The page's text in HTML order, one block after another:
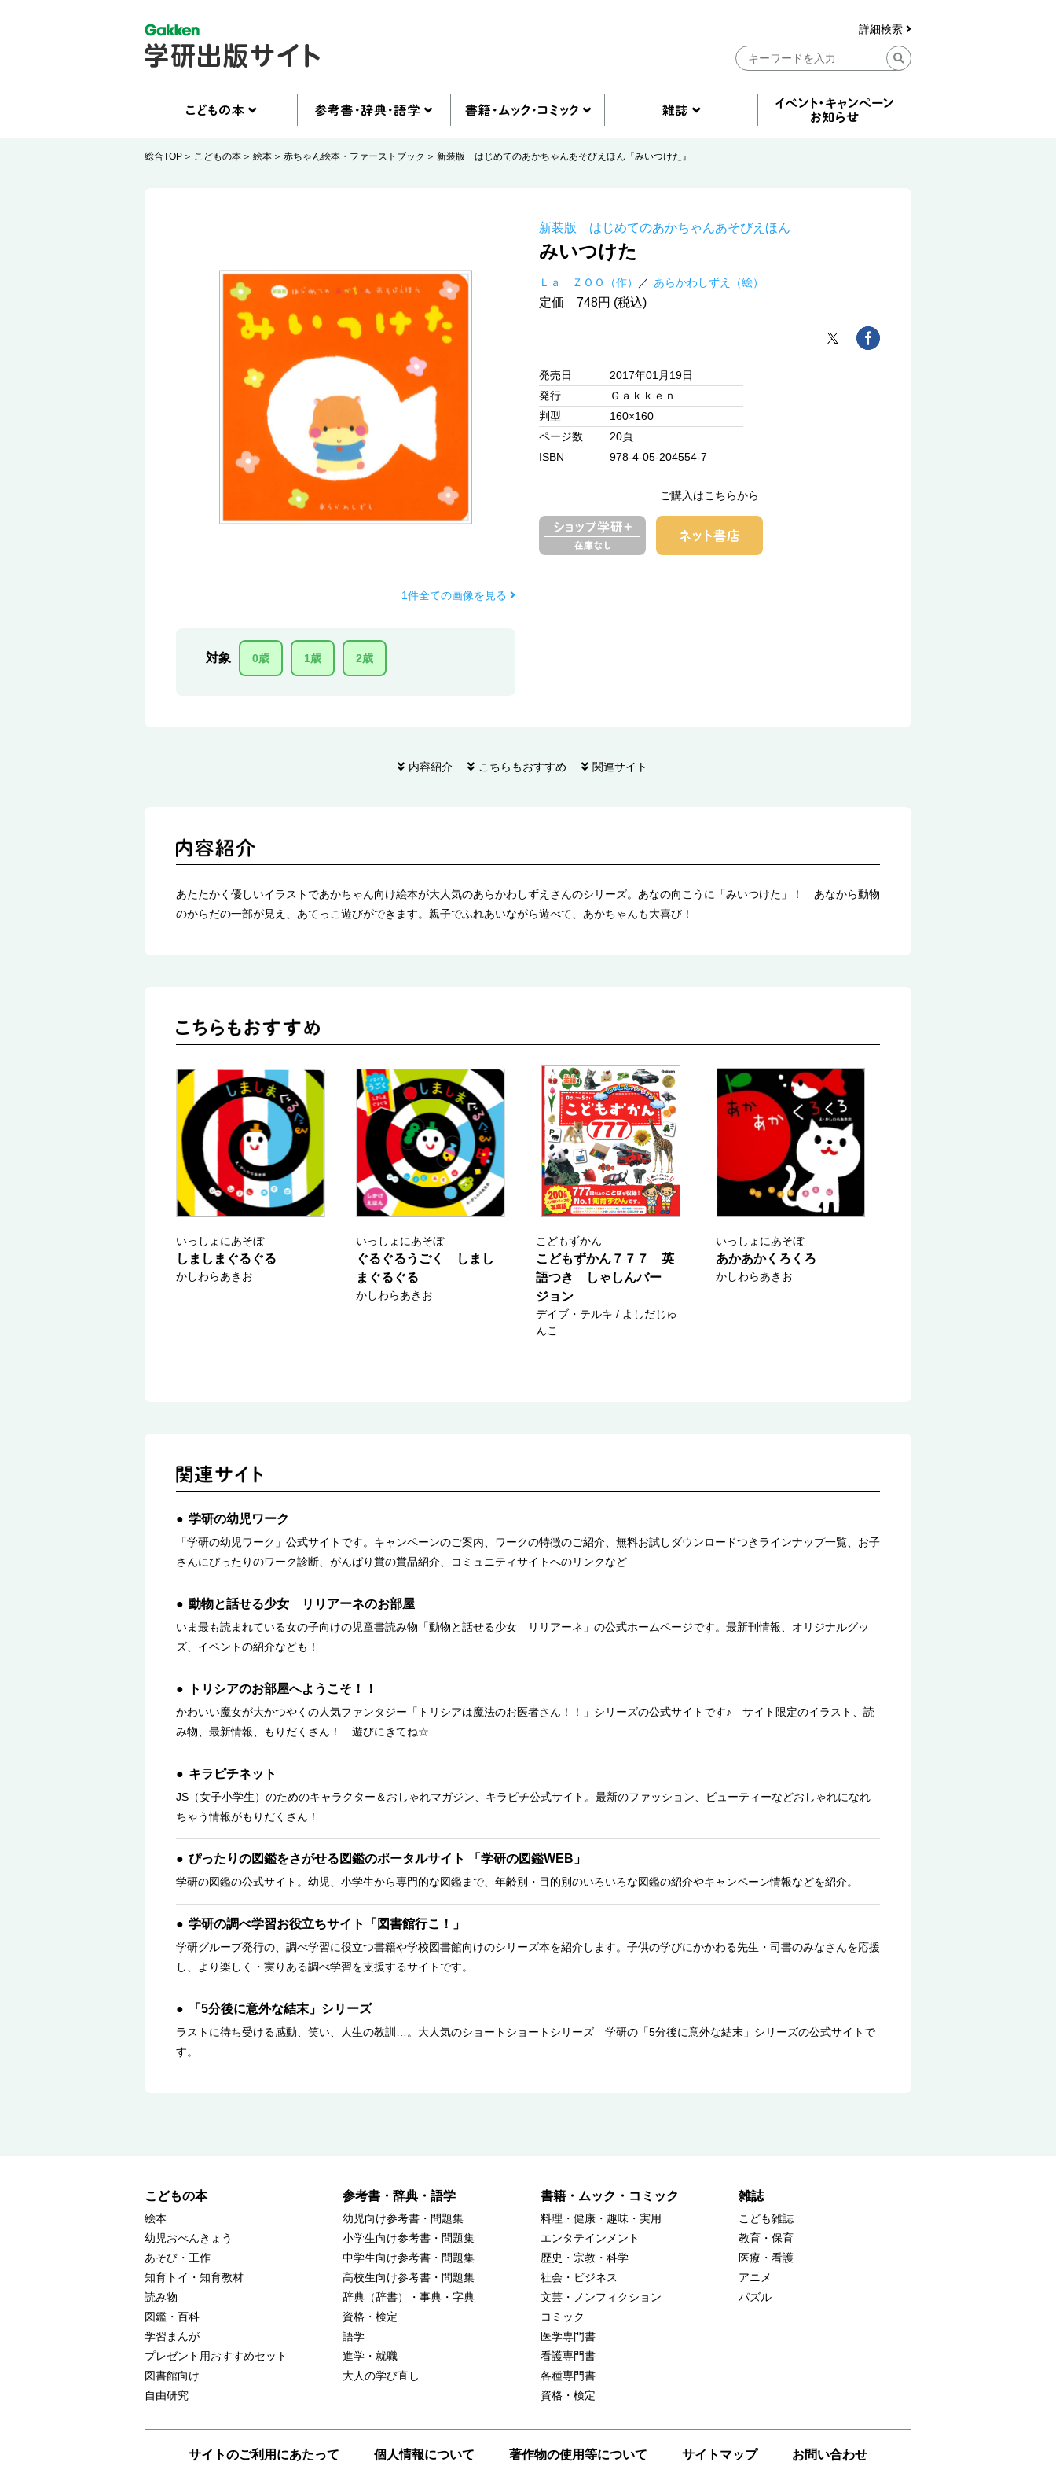
詳細検索
総合TOP こどもの本 絵本 赤ちゃん絵本・ファーストブック 新装版 はじめてのあかちゃんあそびえほん『みいつけた』
1件全ての画像を見る
対象 0歳 1歳 2歳
新装版 はじめてのあかちゃんあそびえほん
みいつけた
Ｌａ ＺＯＯ（作） あらかわしずえ（絵）
定価 748円 (税込)
発売日
2017年01月19日
発行
Ｇａｋｋｅｎ
判型
160×160
ページ数
20頁
ISBN
978-4-05-204554-7
ご購入はこちらから
内容紹介 こちらもおすすめ 関連サイト
あたたかく優しいイラストであかちゃん向け絵本が大人気のあらかわしずえさんのシリーズ。あなの向こうに「みいつけた」！ あなから動物
のからだの一部が見え、あてっこ遊びができます。親子でふれあいながら遊べて、あかちゃんも大喜び！
いっしょにあそぼ
しましまぐるぐる
かしわらあきお
いっしょにあそぼ
ぐるぐるうごく しまし
まぐるぐる
かしわらあきお
こどもずかん
こどもずかん７７７ 英
語つき しゃしんバー
ジョン
デイブ・テルキ / よしだじゅ
んこ
いっしょにあそぼ
あかあかくろくろ
かしわらあきお
学研の幼児ワーク
「学研の幼児ワーク」公式サイトです。キャンペーンのご案内、ワークの特徴のご紹介、無料お試しダウンロードつきラインナップ一覧、お子
さんにぴったりのワーク診断、がんばり賞の賞品紹介、コミュニティサイトへのリンクなど
動物と話せる少女 リリアーネのお部屋
いま最も読まれている女の子向けの児童書読み物「動物と話せる少女 リリアーネ」の公式ホームページです。最新刊情報、オリジナルグッ
ズ、イベントの紹介なども！
トリシアのお部屋へようこそ！！
かわいい魔女が大かつやくの人気ファンタジー「トリシアは魔法のお医者さん！！」シリーズの公式サイトです♪ サイト限定のイラスト、読
み物、最新情報、もりだくさん！ 遊びにきてね☆
キラピチネット
JS（女子小学生）のためのキャラクター＆おしゃれマガジン、キラピチ公式サイト。最新のファッション、ビューティーなどおしゃれになれ
ちゃう情報がもりだくさん！
ぴったりの図鑑をさがせる図鑑のポータルサイト 「学研の図鑑WEB」
学研の図鑑の公式サイト。幼児、小学生から専門的な図鑑まで、年齢別・目的別のいろいろな図鑑の紹介やキャンペーン情報などを紹介。
学研の調べ学習お役立ちサイト「図書館行こ！」
学研グループ発行の、調べ学習に役立つ書籍や学校図書館向けのシリーズ本を紹介します。子供の学びにかかわる先生・司書のみなさんを応援
し、より楽しく・実りある調べ学習を支援するサイトです。
「5分後に意外な結末」シリーズ
ラストに待ち受ける感動、笑い、人生の教訓…。大人気のショートショートシリーズ 学研の「5分後に意外な結末」シリーズの公式サイトで
す。
こどもの本
絵本
幼児おべんきょう
あそび・工作
知育トイ・知育教材
読み物
図鑑・百科
学習まんが
プレゼント用おすすめセット
図書館向け
自由研究
参考書・辞典・語学
幼児向け参考書・問題集
小学生向け参考書・問題集
中学生向け参考書・問題集
高校生向け参考書・問題集
辞典（辞書）・事典・字典
資格・検定
語学
進学・就職
大人の学び直し
書籍・ムック・コミック
料理・健康・趣味・実用
エンタテインメント
歴史・宗教・科学
社会・ビジネス
文芸・ノンフィクション
コミック
医学専門書
看護専門書
各種専門書
資格・検定
雑誌
こども雑誌
教育・保育
医療・看護
アニメ
パズル
サイトのご利用にあたって 個人情報について 著作物の使用等について サイトマップ お問い合わせ